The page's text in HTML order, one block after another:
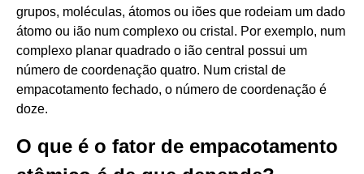
grupos, moléculas, átomos ou iões que rodeiam um dado
átomo ou ião num complexo ou cristal. Por exemplo, num
complexo planar quadrado o ião central possui um
número de coordenação quatro. Num cristal de
empacotamento fechado, o número de coordenação é
doze.
O que é o fator de empacotamento